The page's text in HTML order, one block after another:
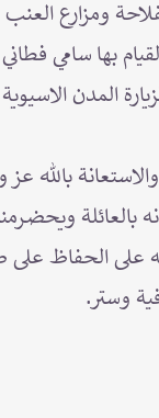
ومزارع
بها سامي
المدن الاسيوية
بالله
على الحفاظ على
وستر.